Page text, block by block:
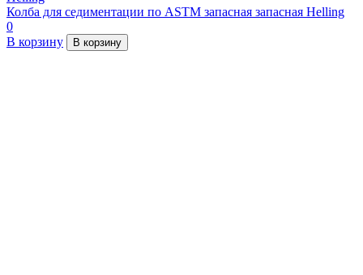
Колба для седиментации по ASTM запасная запасная Helling
0
В корзину
В корзину